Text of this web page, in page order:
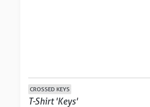
CROSSED KEYS
T-Shirt 'Keys'